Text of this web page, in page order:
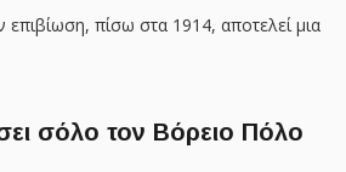
πίσω στα 1914, αποτελεί μια
σόλο τον Βόρειο Πόλο